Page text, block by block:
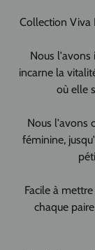
Collection Viva
Nous l'avons
incarne la
où elle
Nous l'avons
féminine,
Facile à
chaque